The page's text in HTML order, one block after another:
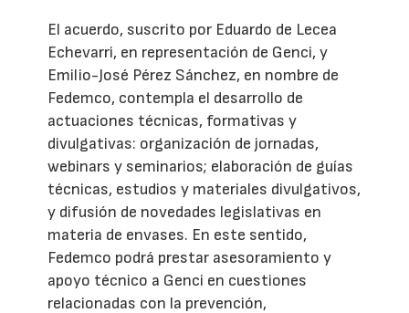
El acuerdo, suscrito por Eduardo de Lecea
Echevarri, en representación de Genci, y
Emilio-José Pérez Sánchez, en nombre de
Fedemco, contempla el desarrollo de
actuaciones técnicas, formativas y
divulgativas: organización de jornadas,
webinars y seminarios; elaboración de guías
técnicas, estudios y materiales divulgativos,
y difusión de novedades legislativas en
materia de envases. En este sentido,
Fedemco podrá prestar asesoramiento y
apoyo técnico a Genci en cuestiones
relacionadas con la prevención,